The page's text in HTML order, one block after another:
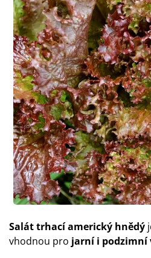
Salát trhací americký hnědý
vhodnou pro jarní i podzimní